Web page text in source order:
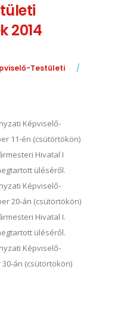
2014
Testületi
Képviselő-
11-én (csütörtökön)
Hivatal I
üléséről.
Képviselő-
20-án (csütörtökön)
Hivatal I.
üléséről.
Képviselő-
án (csütörtökön)